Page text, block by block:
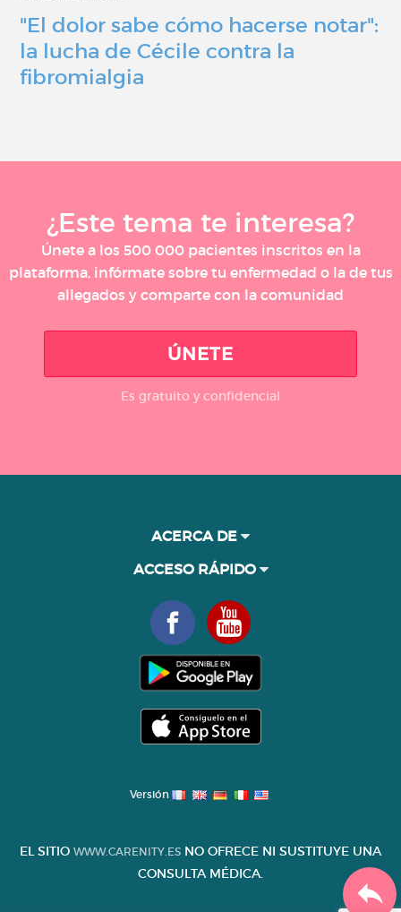
"El dolor sabe cómo hacerse notar":
la lucha de Cécile contra la
fibromialgia
¿Este tema te interesa?
Únete a los 500 000 pacientes inscritos en la
plataforma, infórmate sobre tu enfermedad o la de tus
allegados y comparte con la comunidad
ÚNETE
Es gratuito y confidencial
ACERCA DE
ACCESO RÁPIDO
Versión
EL SITIO WWW.CARENITY.ES NO OFRECE NI SUSTITUYE UNA
CONSULTA MÉDICA.